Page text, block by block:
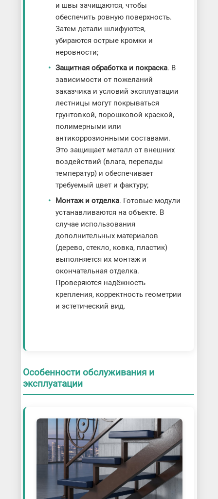
и швы зачищаются, чтобы
обеспечить ровную поверхность.
Затем детали шлифуются,
убираются острые кромки и
неровности;
Защитная обработка и покраска. В
зависимости от пожеланий
заказчика и условий эксплуатации
лестницы могут покрываться
грунтовкой, порошковой краской,
полимерными или
антикоррозионными составами.
Это защищает металл от внешних
воздействий (влага, перепады
температур) и обеспечивает
требуемый цвет и фактуру;
Монтаж и отделка. Готовые модули
устанавливаются на объекте. В
случае использования
дополнительных материалов
(дерево, стекло, ковка, пластик)
выполняется их монтаж и
окончательная отделка.
Проверяются надёжность
крепления, корректность геометрии
и эстетический вид.
Особенности обслуживания и
эксплуатации